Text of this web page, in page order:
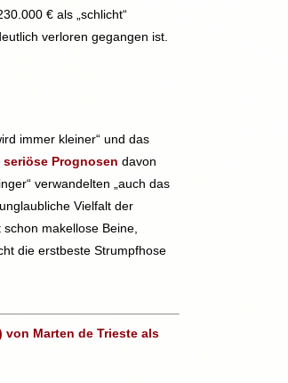
€ als „schlicht“
verloren gegangen ist.
immer kleiner“ und das
seriöse Prognosen davon
verwandelten „auch das
Vielfalt der
makellose Beine,
die erstbeste Strumpfhose
von Marten de Trieste als